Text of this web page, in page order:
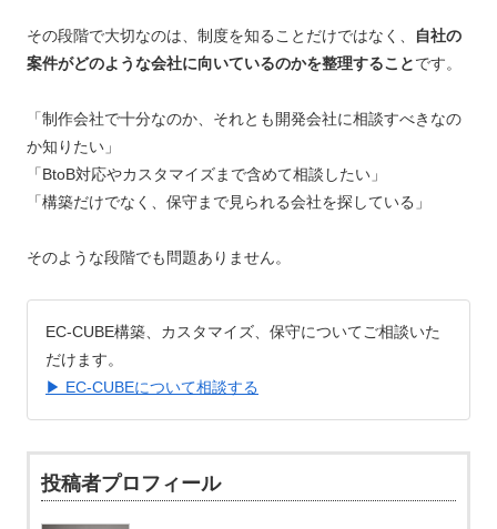
その段階で大切なのは、制度を知ることだけではなく、
自社の
案件がどのような会社に向いているのかを整理することです。
「制作会社で十分なのか、それとも開発会社に相談すべきなの
か知りたい」
「BtoB対応やカスタマイズまで含めて相談したい」
「構築だけでなく、保守まで見られる会社を探している」
そのような段階でも問題ありません。
EC-CUBE構築、カスタマイズ、保守についてご相談いた
だけます。
▶ EC-CUBEについて相談する
投稿者プロフィール